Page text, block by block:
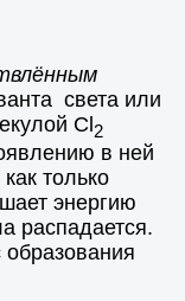
света или
Cl 2
в ней
только
энергию
распадается.